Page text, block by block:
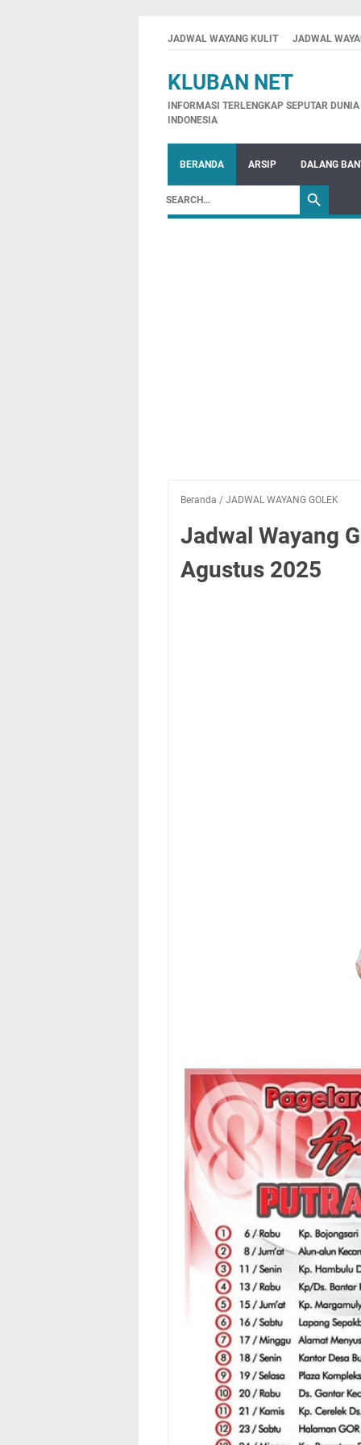
JADWAL WAYANG KULIT JADWAL
KLUBAN NET
INFORMASI TERLENGKAP SEPUTAR
INDONESIA
BERANDA ARSIP DALANG
Beranda / JADWAL WAYANG GOLEK
Jadwal Wayang
Agustus 2025